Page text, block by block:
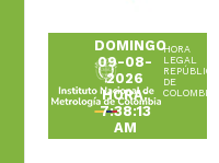
DOMINGO
09-08-
2026
HORA:
7:38:13
AM
HORA
LEGAL
REPÚBLICA
DE
COLOMBIA